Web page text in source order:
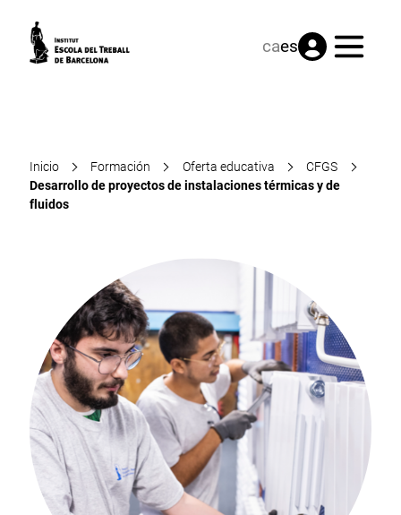
caes Menú
Inicio Formación Oferta educativa
CFGS
Desarrollo de proyectos de instalaciones térmicas y de
fluidos